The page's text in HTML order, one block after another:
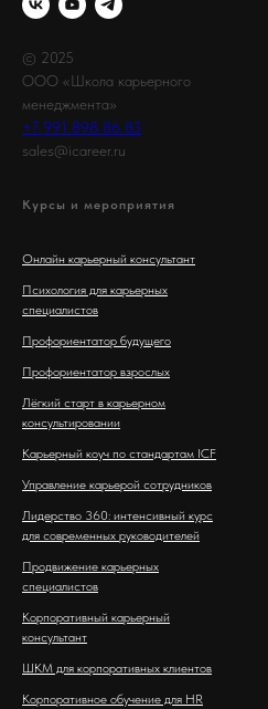
© 2025
ООО «Школа карьерного
менеджмента»
+7 991 898 86 83
sales@icareer.ru
Курсы и мероприятия
Онлайн карьерный консультант
Психология для карьерных
специалистов
Профориентатор будущего
Профориентатор взрослых
Лёгкий старт в карьерном
консультировании
Карьерный коуч по стандартам ICF
Управление карьерой сотрудников
Лидерство 360: интенсивный курс
для современных руководителей
Продвижение карьерных
специалистов
Корпоративный карьерный
консультант
ШКМ для корпоративных клиентов
Корпоративное обучение для HR